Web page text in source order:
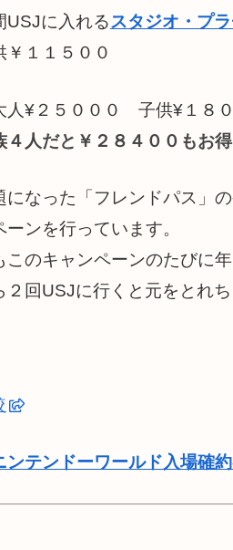
USJに入れるスタジオ・プ
１１５００
人¥２５０００ 子供¥１８０
人だと￥２８４００もお得
になった「フレンドパス」
ンを行っています。
のキャンペーンのたびに
２回USJに行くと元をとれ
テンドーワールド入場確